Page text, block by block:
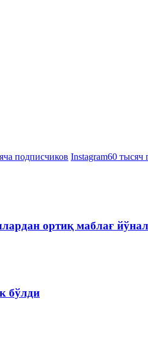
подписчиков Instagram60 тысяч
ортиқ маблағ
бўлди